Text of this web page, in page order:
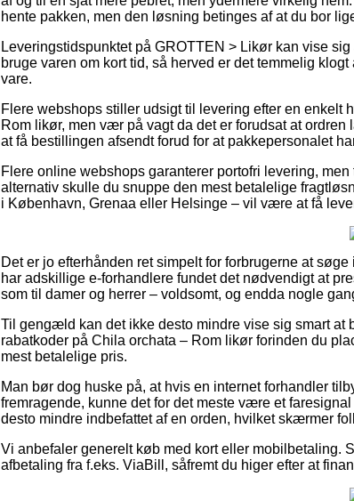
hente pakken, men den løsning betinges af at du bor
Leveringstidspunktet på GROTTEN > Likør kan vise
bruge varen om kort tid, så herved er det temmelig
vare.
Flere webshops stiller udsigt til levering efter en enkelt
Rom likør, men vær på vagt da det er forudsat at
at få bestillingen afsendt forud for at pakkepersonalet
Flere online webshops garanterer portofri levering,
alternativ skulle du snuppe den mest betalelige
i København, Grenaa eller Helsinge – vil være at få
Det er jo efterhånden ret simpelt for forbrugerne at
har adskillige e-forhandlere fundet det nødvendigt at
som til damer og herrer – voldsomt, og endda nogle
Til gengæld kan det ikke desto mindre vise sig smart at
rabatkoder på Chila orchata – Rom likør forinden du
mest betalelige pris.
Man bør dog huske på, at hvis en internet forhandler
fremragende, kunne det for det meste være et
desto mindre indbefattet af en orden, hvilket skærmer
Vi anbefaler generelt køb med kort eller mobilbetaling.
afbetaling fra f.eks. ViaBill, såfremt du higer efter at